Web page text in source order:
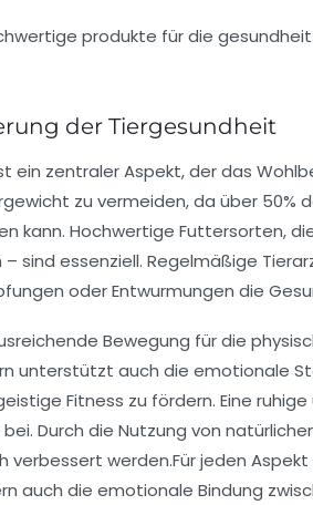
der Tiergesundheit
ein zentraler Aspekt, der das
zu vermeiden, da über 50%
kann. Hochwertige Futtersorten,
sind essenziell. Regelmäßige
oderEntwurmungen die
Bewegung für die
unterstützt auch die emotionale
Fitness zu fördern. Eine
bei. Durch die Nutzung von
verbessert werden.Für jeden
auch die emotionale Bindung